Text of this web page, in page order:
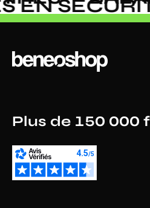
EN
Plus de 150 000